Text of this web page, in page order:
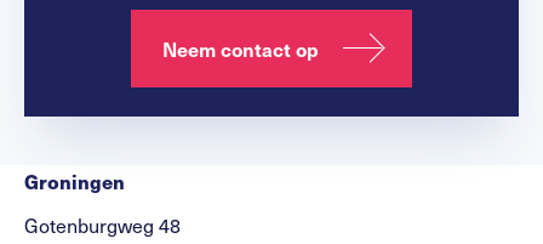
Neem contact op
Groningen
Gotenburgweg 48